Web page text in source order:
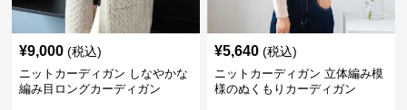
¥9,000 (税込)
ニットカーディガン しなやかな
編み目ロングカーディガン
¥5,640 (税込)
ニットカーディガン 立体編み模
様のぬくもりカーディガン